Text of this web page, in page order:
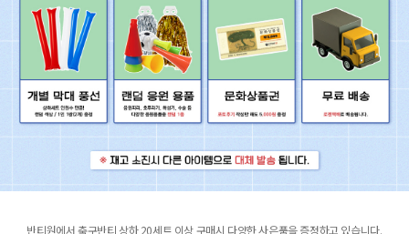
반티원에서 축구반티 상하 20세트 이상 구매시 다양한 사은품을 증정하고 있습니다.